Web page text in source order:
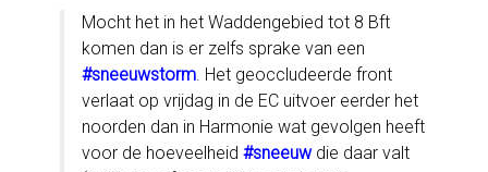
Mocht het in het Waddengebied tot 8 Bft
komen dan is er zelfs sprake van een
#sneeuwstorm . Het geoccludeerde front
verlaat op vrijdag in de EC uitvoer eerder het
noorden dan in Harmonie wat gevolgen heeft
voor de hoeveelheid #sneeuwdie daar valt